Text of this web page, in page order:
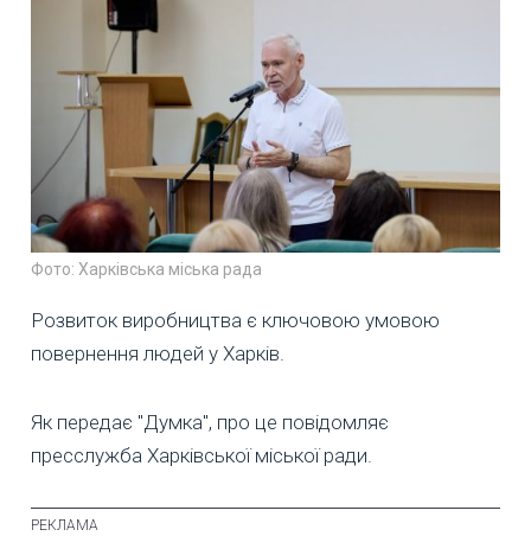
Фото: Харківська міська рада
Розвиток виробництва є ключовою умовою
повернення людей у Харків.
Як передає "Думка", про це повідомляє
пресслужба Харківської міської ради.